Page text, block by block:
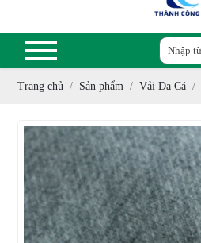
Trang chủ Sản phẩm Vải Da Cá